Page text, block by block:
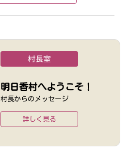
村長室
明日香村へようこそ！
村長からのメッセージ
詳しく見る